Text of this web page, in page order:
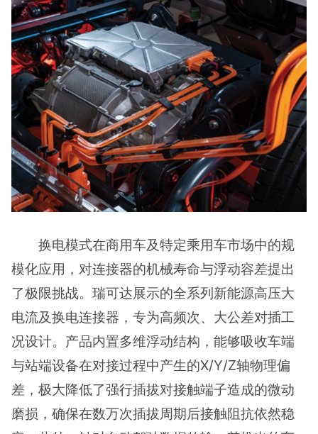
换电模式在商用车及特定乘用车市场中的规
模化应用，对连接器的机械寿命与浮动容差提出
了极限挑战。瑞可达展示的全系列新能源高压大
电流及换电连接器，专为高频次、大公差对插工
况设计。产品内置多维浮动结构，能够吸收车端
与站端设备在对接过程中产生的X/Y/Z轴物理偏
差，极大降低了强行插拔对接触端子造成的微动
磨损，确保在数万次插拔周期后接触阻抗依然稳